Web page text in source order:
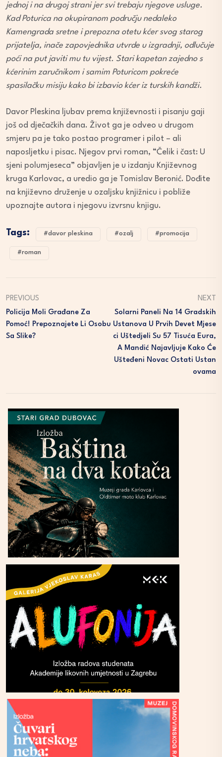
jednoj i na drugoj strani jer svi trebaju njegove usluge.
Kad Poturica na okupiranom području nedaleko
Kamengrada sretne i prepozna otetu kćer svog starog
prijatelja, inače zapovjednika utvrde u izgradnji, odlučuje
poći na put javiti mu tu vijest. Stari kapetan zajedno s
kćerinim zaručnikom i samim Poturicom pokreće
spasilačku misiju kako bi izbavio kćer iz turskih kandži.
Davor Pleskina ljubav prema književnosti i pisanju gaji
još od dječačkih dana. Život ga je odveo u drugom
smjeru pa je tako postao programer i pilot – ali
naposljetku i pisac. Njegov prvi roman, “Čelik i čast: U
sjeni polumjeseca” objavljen je u izdanju Književnog
kruga Karlovac, a uredio ga je Tomislav Beronić. Dođite
na književno druženje u ozaljsku knjižnicu i pobliže
upoznajte autora i njegovu izvrsnu knjigu.
Tags: #davor pleskina #ozalj #promocija
#roman
PREVIOUS
Policija Moli Građane Za
Pomoć! Prepoznajete Li Osobu
Sa Slike?
NEXT
Solarni Paneli Na 14 Gradskih
Ustanova U Prvih Devet Mjese
Ci Uštedjeli Su 57 Tisuća Eura,
A Mandić Najavljuje Kako Će
Ušteđeni Novac Ostati Ustan
Ovama